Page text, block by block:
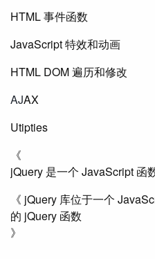
HTML 事件函数
JavaScript 特效和动画
HTML DOM 遍历和修改
AJAX
Utipties
《
jQuery 是一个 JavaScript 函
《 jQuery 库位于一个
的 jQuery 函数
》